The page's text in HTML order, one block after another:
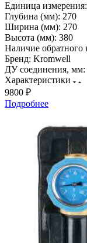
Единица измерения:
Глубина (мм): 270
Ширина (мм): 270
Высота (мм): 380
Наличие обратного
Бренд: Kromwell
ДУ соединения, мм:
Характеристики
9800 ₽
Подробнее